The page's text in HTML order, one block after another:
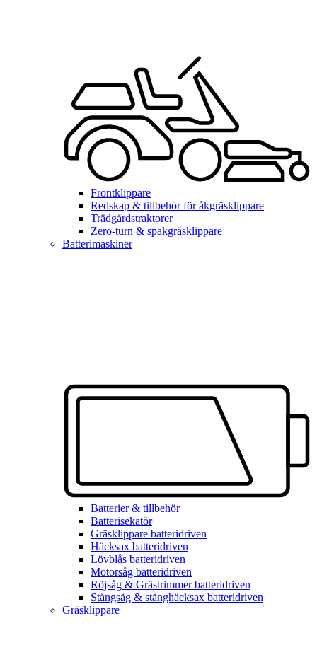
Frontklippare
Redskap & tillbehör för åkgräsklippare
Trädgårdstraktorer
Zero-turn & spakgräsklippare
Batterimaskiner
Batterier & tillbehör
Batterisekatör
Gräsklippare batteridriven
Häcksax batteridriven
Lövblås batteridriven
Motorsåg batteridriven
Röjsåg & Grästrimmer batteridriven
Stångsåg & stånghäcksax batteridriven
Gräsklippare